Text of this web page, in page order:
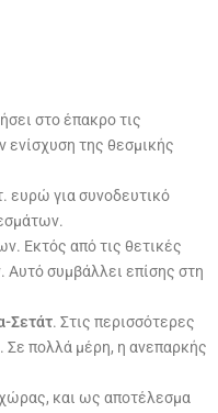
στο έπακρο τις
της θεσμικής
ευρώ για συνοδευτικό
Εκτός από τις θετικές
συμβάλλει επίσης στη
Σετάτ. Στις περισσότερες
Σε πολλά μέρη, η ανεπαρκής
και ως αποτέλεσμα